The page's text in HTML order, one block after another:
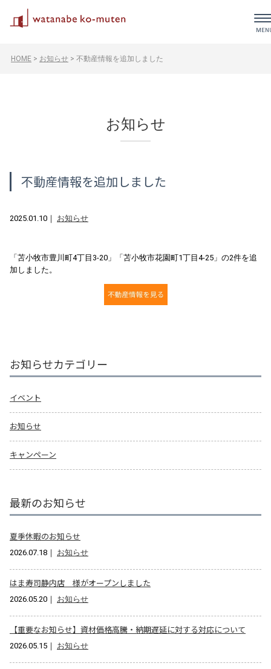
HOME > お知らせ > 不動産情報を追加しました
お知らせ
不動産情報を追加しました
2025.01.10 ｜ お知らせ
「苫小牧市豊川町4丁目3-20」「苫小牧市花園町1丁目4-25」の2件を追
加しました。
お知らせカテゴリー
イベント
お知らせ
キャンペーン
最新のお知らせ
夏季休暇のお知らせ
2026.07.18 ｜ お知らせ
はま寿司静内店 様がオープンしました
2026.05.20 ｜ お知らせ
【重要なお知らせ】資材価格高騰・納期遅延に対する対応について
2026.05.15 ｜ お知らせ